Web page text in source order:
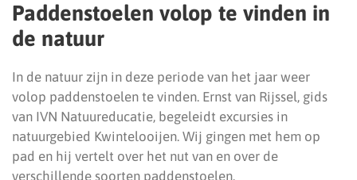
Paddenstoelen volop te vinden in
de natuur
In de natuur zijn in deze periode van het jaar weer
volop paddenstoelen te vinden. Ernst van Rijssel, gids
van IVN Natuureducatie, begeleidt excursies in
natuurgebied Kwintelooijen. Wij gingen met hem op
pad en hij vertelt over het nut van en over de
verschillende soorten paddenstoelen.